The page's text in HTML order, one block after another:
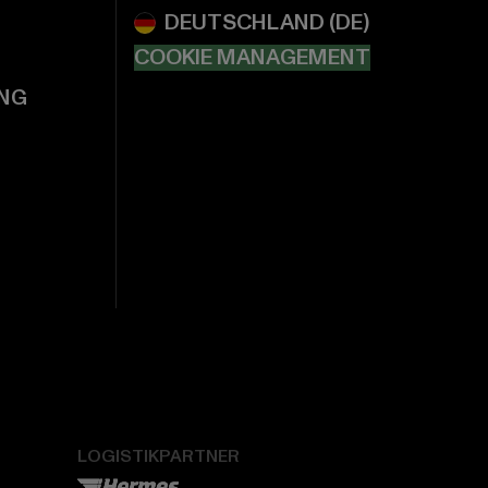
COOKIE MANAGEMENT
LOGISTIKPARTNER